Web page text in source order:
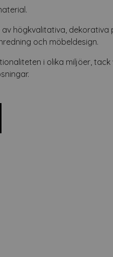
av högkvalitativa, dekorativa
och möbeldesign.
i olika miljöer, tack